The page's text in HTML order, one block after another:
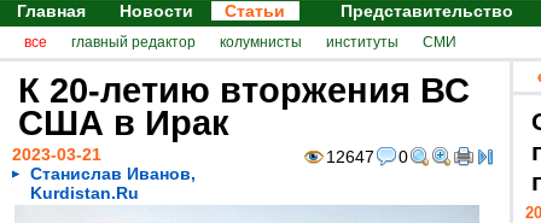
Главная Новости Статьи Представительство
все главный редактор колумнисты институты СМИ
К 20-летию вторжения ВС
США в Ирак
12647 0
2023-03-21
Станислав Иванов,
Kurdistan.Ru